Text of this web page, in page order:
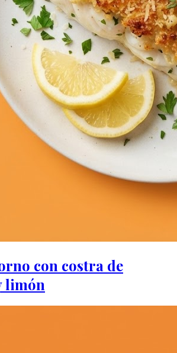
con costra de
limón